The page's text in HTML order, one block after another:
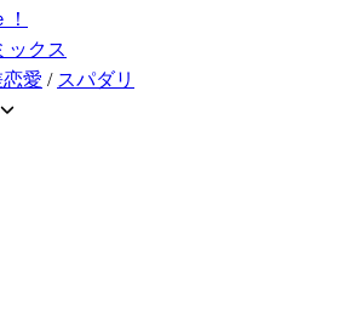
ックス
愛 / スパダリ